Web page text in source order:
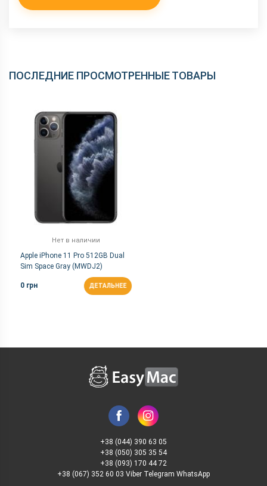
ПОСЛЕДНИЕ ПРОСМОТРЕННЫЕ ТОВАРЫ
Нет в наличии
Apple iPhone 11 Pro 512GB Dual
Sim Space Gray (MWDJ2)
0 грн ДЕТАЛЬНЕЕ
+38 (044) 390 63 05
+38 (050) 305 35 54
+38 (093) 170 44 72
+38 (067) 352 60 03 Viber Telegram WhatsApp